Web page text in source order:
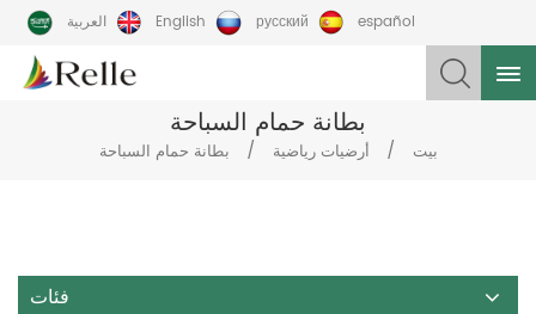
العربية English русский español
بطانة حمام السباحة
بيت / أرضيات رياضية / بطانة حمام السباحة
فئات